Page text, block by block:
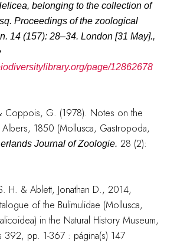
belonging to the collection of
Proceedings of the zoological
14 (157): 28–34. London [31 May].,
page/12862678
Coppois, G. (1978). Notes on the
1850 (Mollusca, Gastropoda,
Journal of Zoologie. 28 (2):
H. & Ablett, Jonathan D., 2014,
of the Bulimulidae (Mollusca,
in the Natural History Museum,
pp. 1-367 : página(s) 147